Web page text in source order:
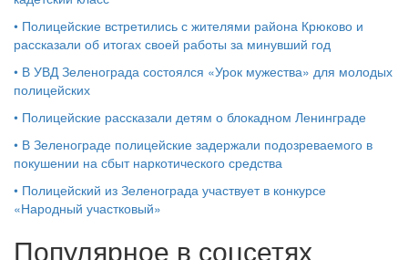
• Полицейские встретились с жителями района Крюково и
рассказали об итогах своей работы за минувший год
• В УВД Зеленограда состоялся «Урок мужества» для молодых
полицейских
• Полицейские рассказали детям о блокадном Ленинграде
• В Зеленограде полицейские задержали подозреваемого в
покушении на сбыт наркотического средства
• Полицейский из Зеленограда участвует в конкурсе
«Народный участковый»
Популярное в соцсетях